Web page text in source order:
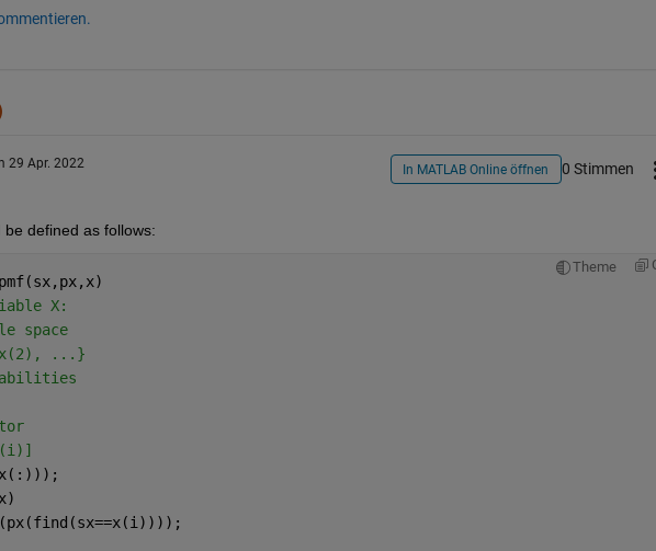
29 Apr. 2022 In MATLAB Online öffnen 0 Stimmen
defined as follows:
Theme
X:
space
...}